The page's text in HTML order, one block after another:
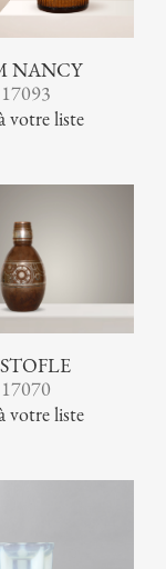
NANCY
votre liste
votre liste